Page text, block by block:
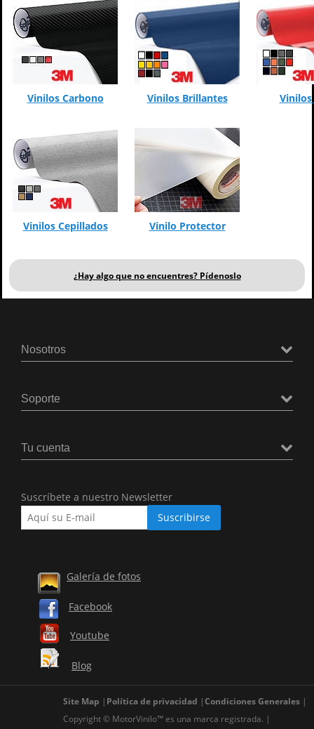
Vinilos Carbono Vinilos Brillantes
Vinilos Cepillados Vinilo Protector
¿Hay algo que no encuentres? Pídenoslo
Nosotros
Soporte
Tu cuenta
Suscríbete a nuestro Newsletter
Galería de fotos
Facebook
Youtube
Blog
Site Map Política de privacidad
Condiciones Generales
Copyright © MotorVinilo™ es una marca registrada.